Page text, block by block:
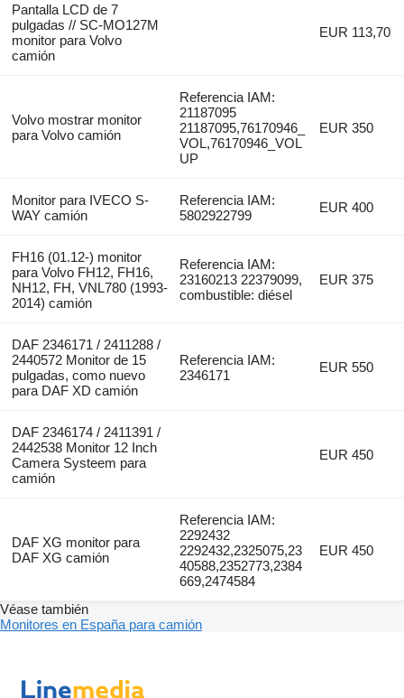
Pantalla LCD de 7
pulgadas // SC-MO127M
monitor para Volvo
camión
EUR 113,70
Volvo mostrar monitor
para Volvo camión
Referencia IAM:
21187095
21187095,76170946_
VOL,76170946_VOL
UP
EUR 350
Monitor para IVECO S-
WAY camión
Referencia IAM:
5802922799
EUR 400
FH16 (01.12-) monitor
para Volvo FH12, FH16,
NH12, FH, VNL780 (1993-
2014) camión
Referencia IAM:
23160213 22379099,
combustible: diésel
EUR 375
DAF 2346171 / 2411288 /
2440572 Monitor de 15
pulgadas, como nuevo
para DAF XD camión
Referencia IAM:
2346171
EUR 550
DAF 2346174 / 2411391 /
2442538 Monitor 12 Inch
Camera Systeem para
camión
EUR 450
DAF XG monitor para
DAF XG camión
Referencia IAM:
2292432
2292432,2325075,23
40588,2352773,2384
669,2474584
EUR 450
Véase también
Monitores en España para camión